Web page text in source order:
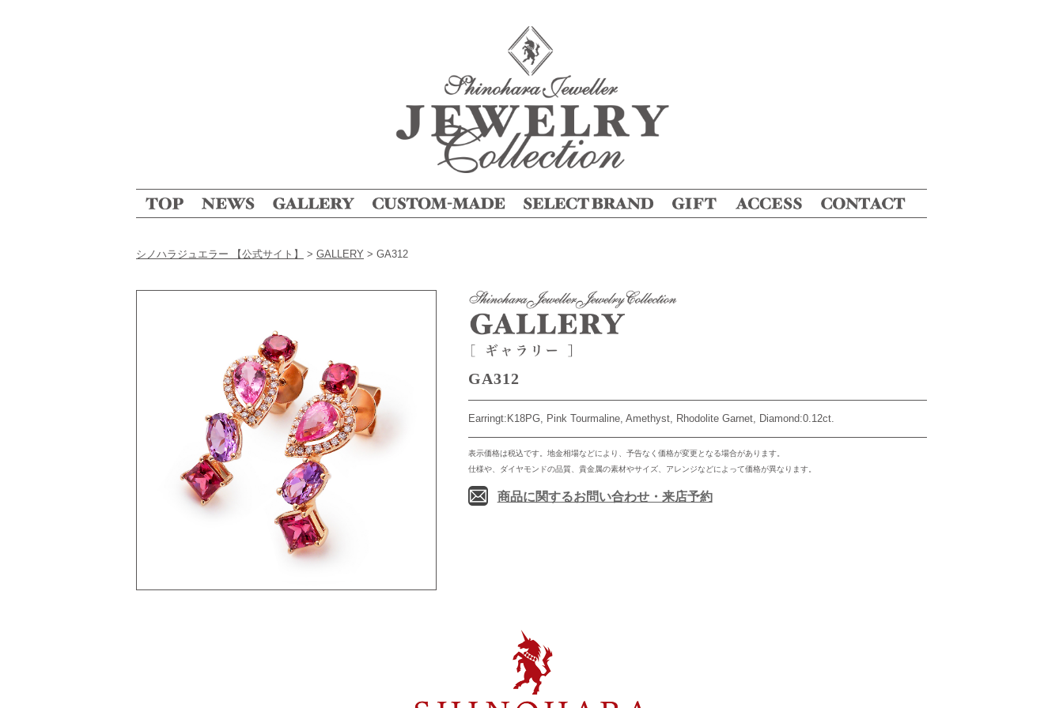
シノハラジュエラー 【公式サイト】 > GALLERY > GA312
GA312
Earringt:K18PG, Pink Tourmaline, Amethyst, Rhodolite Garnet, Diamond:0.12ct.
表示価格は税込です。地金相場などにより、予告なく価格が変更となる場合があります。
仕様や、ダイヤモンドの品質、貴金属の素材やサイズ、アレンジなどによって価格が異なります。
商品に関するお問い合わせ・来店予約